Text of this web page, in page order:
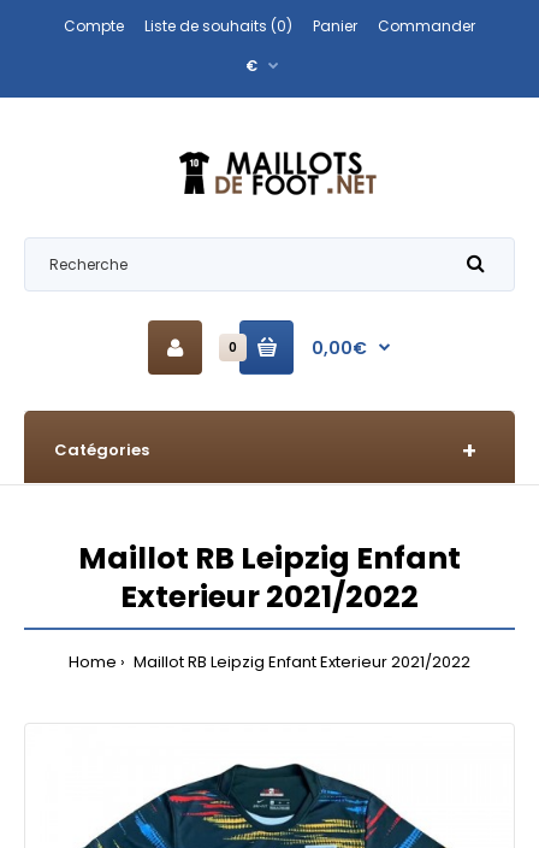
Compte Liste de souhaits (0) Panier
Commander
€
0 0,00€
Catégories
Maillot RB Leipzig Enfant
Exterieur 2021/2022
Home Maillot RB Leipzig Enfant Exterieur 2021/2022